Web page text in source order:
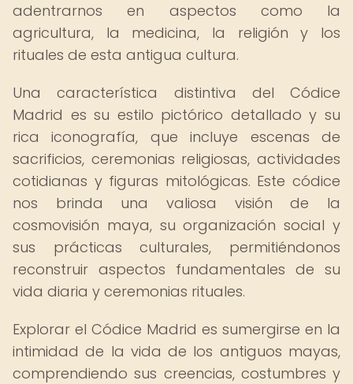
adentrarnos en aspectos como la
agricultura, la medicina, la religión y los
rituales de esta antigua cultura.
Una característica distintiva del Códice
Madrid es su estilo pictórico detallado y su
rica iconografía, que incluye escenas de
sacrificios, ceremonias religiosas, actividades
cotidianas y figuras mitológicas. Este códice
nos brinda una valiosa visión de la
cosmovisión maya, su organización social y
sus prácticas culturales, permitiéndonos
reconstruir aspectos fundamentales de su
vida diaria y ceremonias rituales.
Explorar el Códice Madrid es sumergirse en la
intimidad de la vida de los antiguos mayas,
comprendiendo sus creencias, costumbres y